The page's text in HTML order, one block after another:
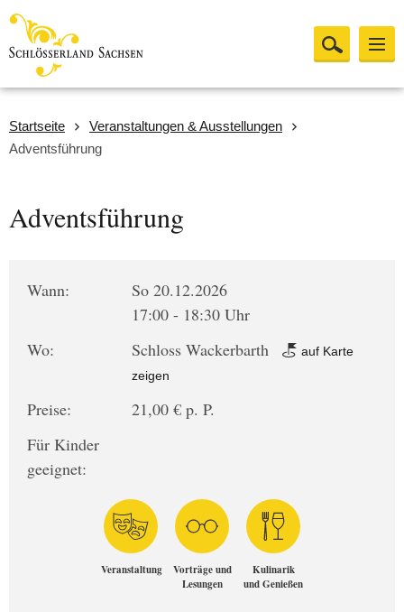
Startseite
Veranstaltungen & Ausstellungen
Adventsführung
Adventsführung
Wann:
So 20.12.2026
17:00 - 18:30 Uhr
Wo:
Schloss Wackerbarth
auf Karte
zeigen
Preise:
21,00 € p. P.
Für Kinder
geeignet:
Veranstaltung
Vorträge und
Lesungen
Kulinarik
und Genießen